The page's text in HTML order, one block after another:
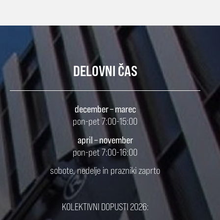
DELOVNI ČAS
december – marec
pon-pet 7:00-15:00
april – november
pon-pet 7:00-16:00
sobote, nedelje in prazniki zaprto
KOLEKTIVNI DOPUSTI 2026: